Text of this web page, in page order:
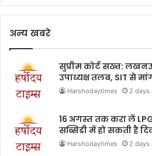
अन्य खबरे
सुप्रीम कोर्ट सख्त:
उपाध्यक्ष तलब, SIT से
Harshodaytimes 2 days
16 अगस्त तक करा लें
सब्सिडी में हो सकती है
Harshodaytimes 2 days